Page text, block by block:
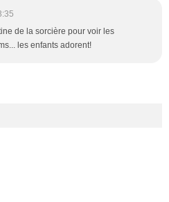
de la sorcière pour voir les
les enfants adorent!